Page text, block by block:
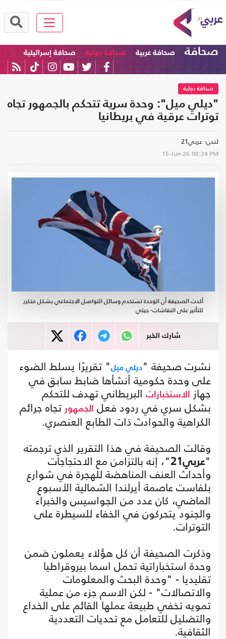
صحافة صحافة عربية صحافة دولية صحافة إسرائيلية
صحافة دولية
"ديلي ميل": وحدة سرية تتحكم بالجمهور تجاه
توترات عرقية في بريطانيا
لندن- عربي21
15-Jun-26 08:24 PM
أكدت الصحيفة أن الوحدة تستخدم وسائل التواصل الاجتماعي بشكل متكرر
للتأثير على النقاشات- جيتي
شارك الخبر
نشرت صحيفة "ديلي ميل" تقريرًا يسلط الضوء
على وحدة حكومية أنشأها ضابط سابق في
جهاز الاستخبارات البريطاني تهدف للتحكم
بشكل سري في ردود فعل
الجمهور تجاه جرائم
الكراهية والحوادث ذات الطابع العنصري.
وقالت الصحيفة في هذا التقرير الذي ترجمته
"عربي21 "، إنه بالتزامن مع الاحتجاجات
وأحداث العنف المناهضة للهجرة في شوارع
بلفاست عاصمة أيرلندا الشمالية الأسبوع
الماضي، كان عدد من الجواسيس والخبراء
والجنود يتحركون في الخفاء للسيطرة على
التوترات.
وذكرت الصحيفة أن كل هؤلاء يعملون ضمن
وحدة استخباراتية تحمل اسما بيروقراطيا
تقليديا - "وحدة البحث والمعلومات
والاتصالات" - لكن الاسم جزء من عملية
تمويه تخفي طبيعة عملها القائم على الخداع
والتضليل للتعامل مع تحديات التعددية
الثقافية.